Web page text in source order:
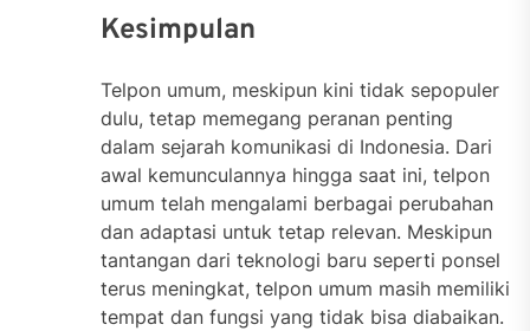
Kesimpulan
Telpon umum, meskipun kini tidak sepopuler
dulu, tetap memegang peranan penting
dalam sejarah komunikasi di Indonesia. Dari
awal kemunculannya hingga saat ini, telpon
umum telah mengalami berbagai perubahan
dan adaptasi untuk tetap relevan. Meskipun
tantangan dari teknologi baru seperti ponsel
terus meningkat, telpon umum masih memiliki
tempat dan fungsi yang tidak bisa diabaikan.